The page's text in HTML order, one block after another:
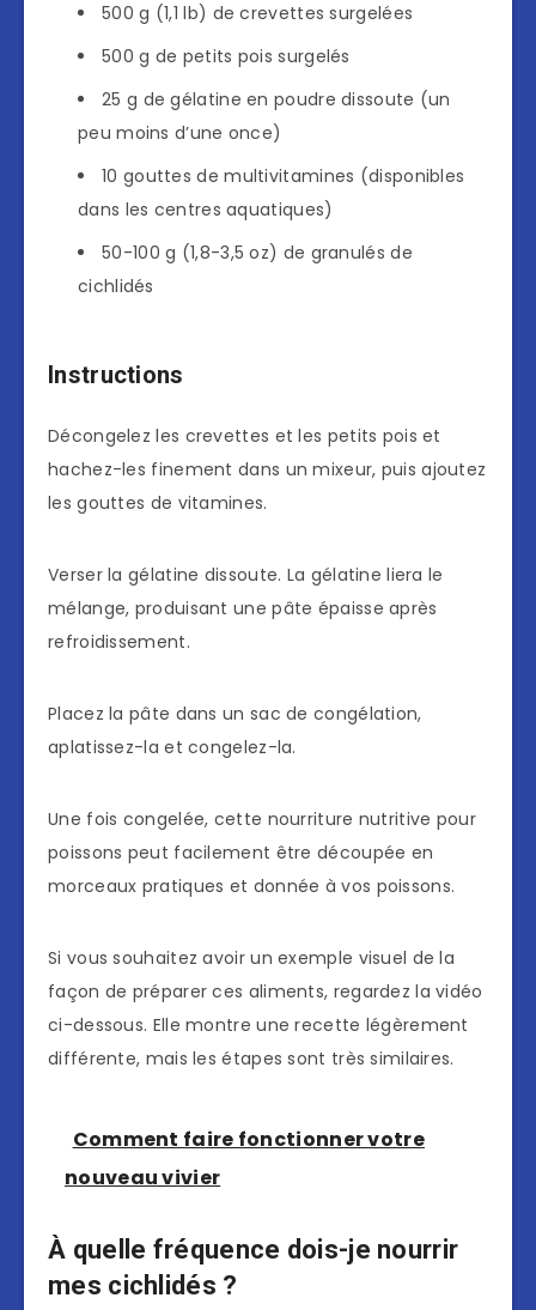
500 g (1,1 lb) de crevettes surgelées
500 g de petits pois surgelés
25 g de gélatine en poudre dissoute (un
peu moins d’une once)
10 gouttes de multivitamines (disponibles
dans les centres aquatiques)
50-100 g (1,8-3,5 oz) de granulés de
cichlidés
Instructions
Décongelez les crevettes et les petits pois et
hachez-les finement dans un mixeur, puis ajoutez
les gouttes de vitamines.
Verser la gélatine dissoute. La gélatine liera le
mélange, produisant une pâte épaisse après
refroidissement.
Placez la pâte dans un sac de congélation,
aplatissez-la et congelez-la.
Une fois congelée, cette nourriture nutritive pour
poissons peut facilement être découpée en
morceaux pratiques et donnée à vos poissons.
Si vous souhaitez avoir un exemple visuel de la
façon de préparer ces aliments, regardez la vidéo
ci-dessous. Elle montre une recette légèrement
différente, mais les étapes sont très similaires.
Comment faire fonctionner votre
nouveau vivier
À quelle fréquence dois-je nourrir
mes cichlidés ?